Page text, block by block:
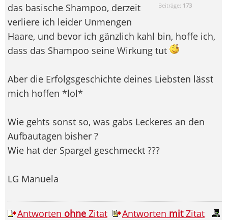
Beiträge: 173
das basische Shampoo, derzeit
verliere ich leider Unmengen
Haare, und bevor ich gänzlich kahl bin, hoffe ich,
dass das Shampoo seine Wirkung tut
Aber die Erfolgsgeschichte deines Liebsten lässt
mich hoffen *lol*
Wie gehts sonst so, was gabs Leckeres an den
Aufbautagen bisher ?
Wie hat der Spargel geschmeckt ???
LG Manuela
Antworten ohne Zitat Antworten mitZitat